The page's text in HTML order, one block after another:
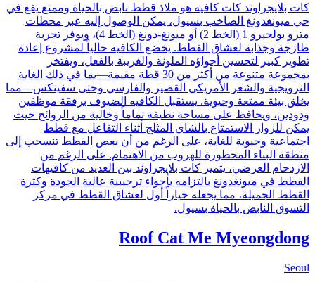
كات بلايجراوند كات كافيه هو ملاذ قطط نابض بالحياة وممتع يقع في
حي ميونغدونغ الصاخب بسيول، يمكن الوصول إليه عبر محطات
مترو يولجيرو 1 (الخط 2) أو ميونغ-دونغ (الخط 4)، ويوفر تجربة
طازجة وجذابة لعشاق القطط. يخضع الكافيه حالياً لمشروع إعادة
تطوير كبير لتحسين أجواؤه الملونة والغريبة بالفعل، ويفتخر
بمجموعة متنوعة من أكثر من 30 قطة مقيمة—بما في ذلك الغابة
النرويجية والشعر الأمريكي القصير والفارسي وحتى سفينكس—مما
يخلق بيئة ممتعة وحيوية. يستقبل الكافيه الضيوف برفقة موظفين
ودودين، ويحافظ على مساحة نظيفة تماماً وخالية من الروائح حيث
يمكن للزوار الاستمتاع بالشاي المثلج أثناء التفاعل مع قطط
اجتماعية وحيوية للغاية، على الرغم من أن بعض القطط تنسحب إلى
منطقة البناء المحظورة للهروب من الاهتمام. على الرغم من
الازدحام العرضي، يتميز كات بلايجراوند بين العديد من كافيهات
القطط في ميونغدونغ بالتزامه بأجواء ترحيبية عالية الجودة وكثرة
القطط الجميلة، مما يجعله خياراً أول لعشاق القطط في مركز
التسوق النابض بالحياة بسيول.
Roof Cat Me Myeongdong
Seoul